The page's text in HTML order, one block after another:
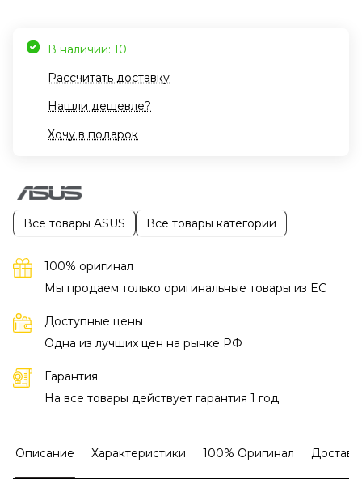
В наличии: 10
Рассчитать доставку
Нашли дешевле?
Хочу в подарок
Все товары ASUS Все товары категории
100% оригинал
Мы продаем только оригинальные товары из EC
Доступные цены
Одна из лучших цен на рынке РФ
Гарантия
На все товары действует гарантия 1 год
Описание Характеристики 100% Оригинал